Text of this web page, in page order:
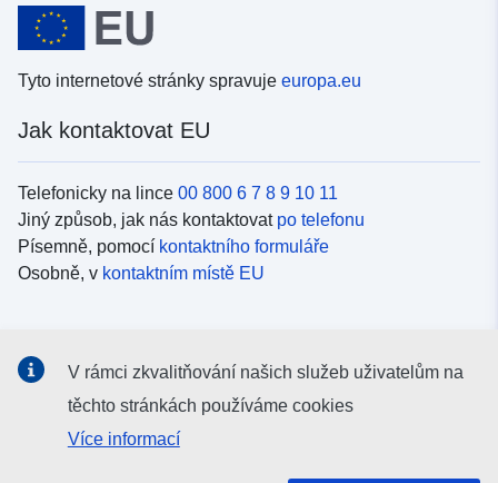
Tyto internetové stránky spravuje europa.eu
Jak kontaktovat EU
Telefonicky na lince 00 800 6 7 8 9 10 11
Jiný způsob, jak nás kontaktovat po telefonu
Písemně, pomocí kontaktního formuláře
Osobně, v kontaktním místě EU
Vyhledávání informačních kanálů EU vsociálních médiích
V rámci zkvalitňování našich služeb uživatelům na
těchto stránkách používáme cookies
Více informací